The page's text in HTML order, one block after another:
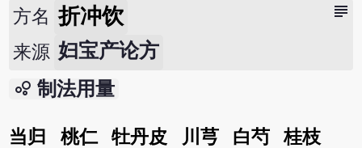
subject
方名 折冲饮
来源 妇宝产论方
bubble_chart 制法用量
当归 桃仁 牡丹皮 川芎 白芍
桂枝